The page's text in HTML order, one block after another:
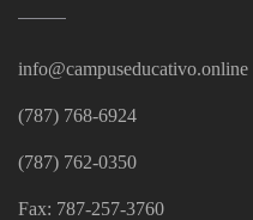
info@campuseducativo.online
(787) 768-6924
(787) 762-0350
Fax: 787-257-3760